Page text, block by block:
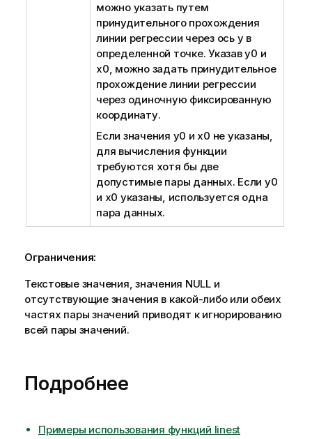
можно указать путем
принудительного прохождения
линии регрессии через ось y в
определенной точке. Указавy0 и
x0, можно задать принудительное
прохождение линии регрессии
через одиночную фиксированную
координату.
Если значения y0 и x0 не указаны,
для вычисления функции
требуются хотя бы две
допустимые пары данных. Если y0
и x0 указаны, используется одна
пара данных.
Ограничения:
Текстовые значения, значения NULLи
отсутствующие значения в какой-либо или обеих
частях пары значений приводят к игнорированию
всей пары значений.
Подробнее
Примеры использования функций linest